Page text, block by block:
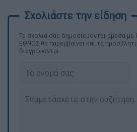
Τα σχολιά σας δημοσιεύονται άμεσα με
ΕΘΝΟΣ θα παρεμβαίνει και τα
διαγράφονται